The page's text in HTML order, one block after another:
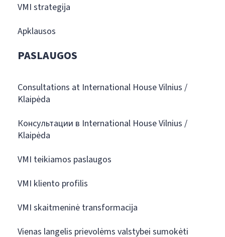
VMI strategija
Apklausos
PASLAUGOS
Consultations at International House Vilnius /
Klaipėda
Консультации в International House Vilnius /
Klaipėda
VMI teikiamos paslaugos
VMI kliento profilis
VMI skaitmeninė transformacija
Vienas langelis prievolėms valstybei sumokėti